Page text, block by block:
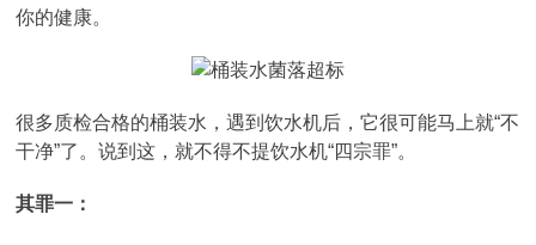
你的健康。
很多质检合格的桶装水，遇到饮水机后，它很可能马上就“不
干净”了。说到这，就不得不提饮水机“四宗罪”。
其罪一：